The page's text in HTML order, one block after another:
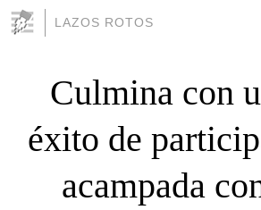
LAZOS ROTOS
Culmina con
éxito de
acampada